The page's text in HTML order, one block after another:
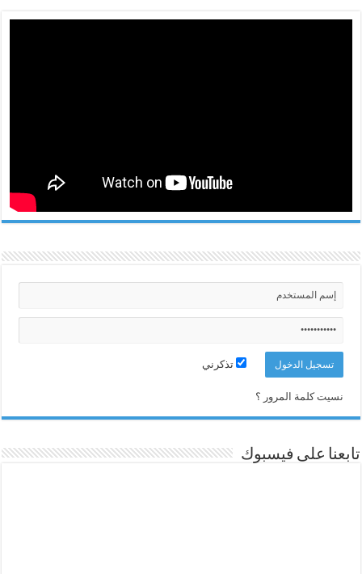
تذكرني
نسيت كلمة المرور ؟
تابعنا على فيسبوك